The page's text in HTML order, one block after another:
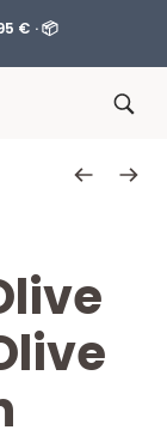
€ · 📦